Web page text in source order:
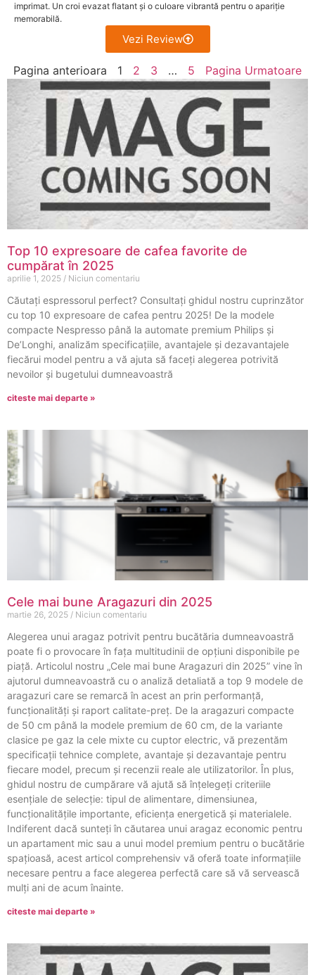
imprimat. Un croi evazat flatant și o culoare vibrantă pentru o apariție
memorabilă.
Vezi Review
Pagina anterioara 1 2 3 … 5 Pagina Urmatoare
Top 10 expresoare de cafea favorite de
cumpărat în 2025
aprilie 1, 2025 Niciun comentariu
Căutați espressorul perfect? Consultați ghidul nostru cuprinzător
cu top 10 expresoare de cafea pentru 2025! De la modele
compacte Nespresso până la automate premium Philips și
De’Longhi, analizăm specificațiile, avantajele și dezavantajele
fiecărui model pentru a vă ajuta să faceți alegerea potrivită
nevoilor și bugetului dumneavoastră
citeste mai departe »
Cele mai bune Aragazuri din 2025
martie 26, 2025 Niciun comentariu
Alegerea unui aragaz potrivit pentru bucătăria dumneavoastră
poate fi o provocare în fața multitudinii de opțiuni disponibile pe
piață. Articolul nostru „Cele mai bune Aragazuri din 2025” vine în
ajutorul dumneavoastră cu o analiză detaliată a top 9 modele de
aragazuri care se remarcă în acest an prin performanță,
funcționalități și raport calitate-preț. De la aragazuri compacte
de 50 cm până la modele premium de 60 cm, de la variante
clasice pe gaz la cele mixte cu cuptor electric, vă prezentăm
specificații tehnice complete, avantaje și dezavantaje pentru
fiecare model, precum și recenzii reale ale utilizatorilor. În plus,
ghidul nostru de cumpărare vă ajută să înțelegeți criteriile
esențiale de selecție: tipul de alimentare, dimensiunea,
funcționalitățile importante, eficiența energetică și materialele.
Indiferent dacă sunteți în căutarea unui aragaz economic pentru
un apartament mic sau a unui model premium pentru o bucătărie
spațioasă, acest articol comprehensiv vă oferă toate informațiile
necesare pentru a face alegerea perfectă care să vă servească
mulți ani de acum înainte.
citeste mai departe »